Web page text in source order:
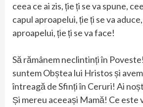
ceea ce ai zis, ție ți se va spune,
capul aproapelui, ție ți se va
aproapelui, ție ți se va face!
Să rămânem neclintinți în
suntem Obștea lui Hristos și
întreagă de Sfinți în Ceruri! Ai
Și mereu aceeași Mamă! Ce este